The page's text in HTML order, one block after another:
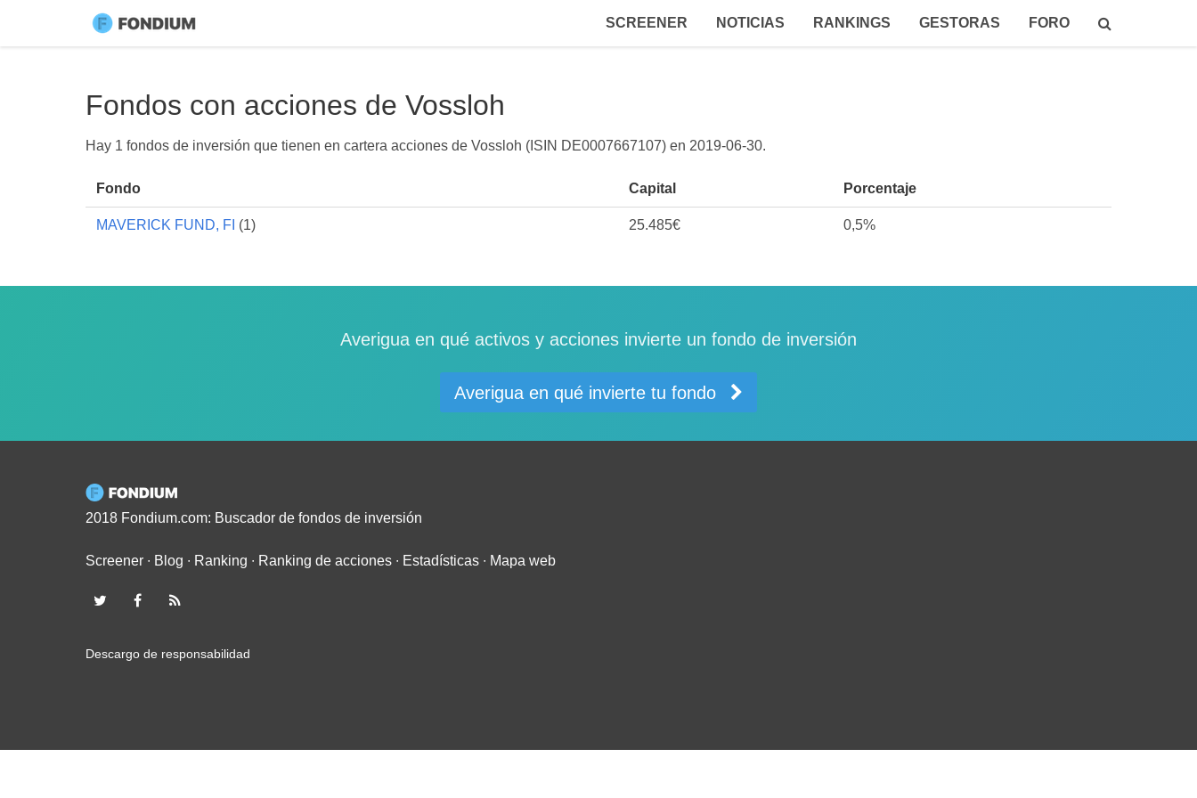
SCREENER NOTICIAS RANKINGS GESTORAS FORO
Fondos con acciones de Vossloh
Hay 1 fondos de inversión que tienen en cartera acciones de Vossloh (ISIN DE0007667107) en 2019-06-30.
Fondo Capital Porcentaje
MAVERICK FUND, FI (1) 25.485€ 0,5%
Averigua en qué activos y acciones invierte un fondo de inversión
Averigua en qué invierte tu fondo
2018 Fondium.com: Buscador de fondos de inversión
Screener ∙ Blog ∙ Ranking ∙ Ranking de acciones ∙ Estadísticas ∙ Mapa web
Descargo de responsabilidad